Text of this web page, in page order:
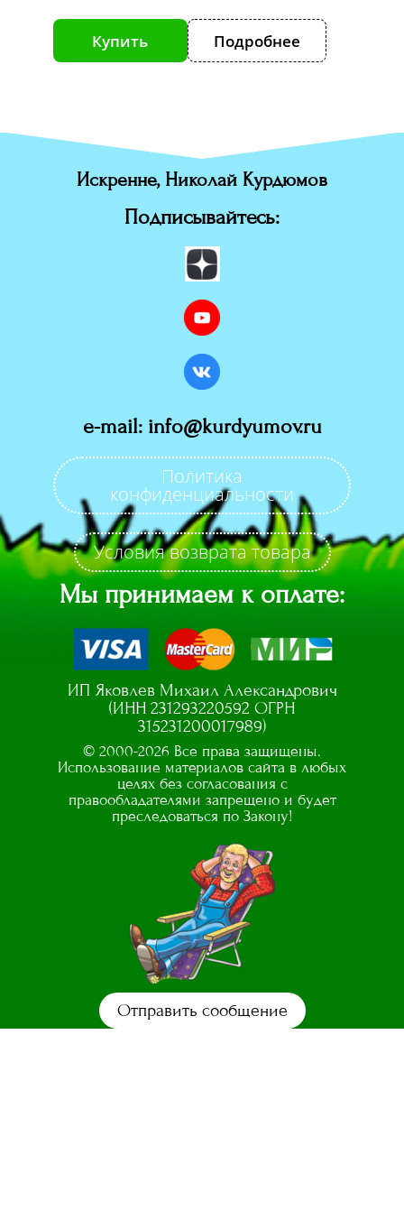
Купить Подробнее
Искренне, Николай Курдюмов
Подписывайтесь:
e-mail: info@kurdyumov.ru
Политика
конфиденциальности
Условия возврата товара
Мы принимаем к оплате:
ИП Яковлев Михаил Александрович
(ИНН 231293220592 ОГРН
315231200017989)
© 2000-2026 Все права защищены.
Использование материалов сайта в любых
целях без согласования с
правообладателями запрещено и будет
преследоваться по Закону!
Отправить сообщение